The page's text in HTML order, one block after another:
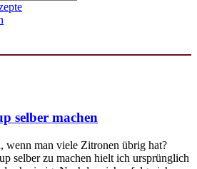
selber machen
wenn man viele Zitronen übrig hat?
selber zu machen hielt ich ursprünglich